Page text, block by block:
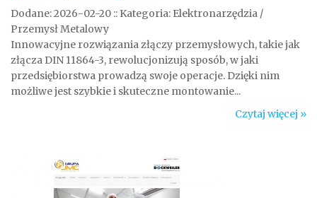
Dodane: 2026-02-20 :: Kategoria: Elektronarzędzia /
Przemysł Metalowy
Innowacyjne rozwiązania złączy przemysłowych, takie jak
złącza DIN 11864-3, rewolucjonizują sposób, w jaki
przedsiębiorstwa prowadzą swoje operacje. Dzięki nim
możliwe jest szybkie i skuteczne montowanie...
Czytaj więcej »